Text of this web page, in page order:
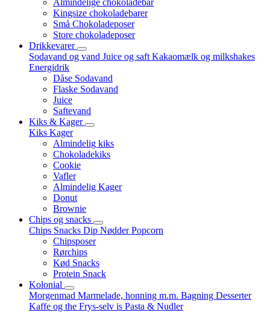
Almindelige chokoladebar
Kingsize chokoladebarer
Små Chokoladeposer
Store chokoladeposer
Drikkevarer
Sodavand og vand Juice og saft Kakaomælk og milkshakes
Energidrik
Dåse Sodavand
Flaske Sodavand
Juice
Saftevand
Kiks & Kager
Kiks Kager
Almindelig kiks
Chokoladekiks
Cookie
Vafler
Almindelig Kager
Donut
Brownie
Chips og snacks
Chips Snacks Dip NødderPopcorn
Chipsposer
Rørchips
Kød Snacks
Protein Snack
Kolonial
Morgenmad Marmelade, honning m.m. Bagning Desserter
Kaffe og the Frys-selv is Pasta & Nudler